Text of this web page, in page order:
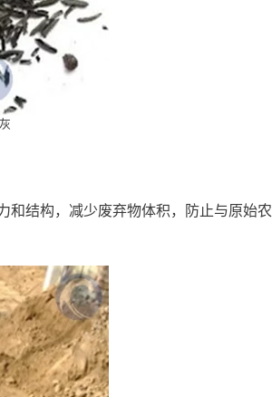
结构，减少废弃物体积，防止与原始